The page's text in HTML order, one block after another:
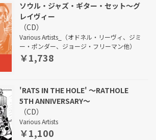
ソウル・ジャズ・ギター・セット～グ
レイヴィー
（CD）
Various Artists_（オドネル・リーヴィ、ジミ
ー・ポンダー、ジョージ・フリーマン他）
￥1,738
'RATS IN THE HOLE' ～RATHOLE
5TH ANNIVERSARY～
（CD）
Various Artists
￥1,100